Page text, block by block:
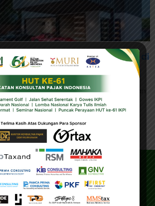
Pajak Rumah dan Mobil di
memutuskan untuk menghentikan
Pertambahan Nilai (PPN)
(DTP) atas penyerahan rumah
dan insentif pajak
:
Jl. Condet Pejaten No. 3B